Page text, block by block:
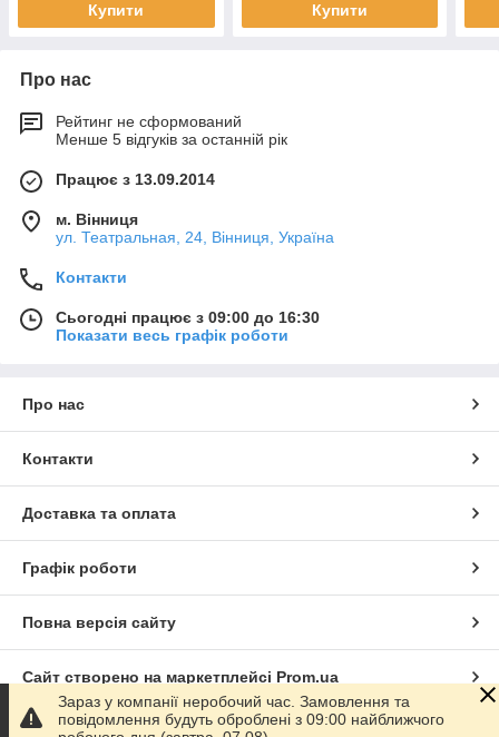
Купити Купити
Про нас
Рейтинг не сформований
Менше 5 відгуків за останній рік
Працює з 13.09.2014
м. Вінниця
ул. Театральная, 24, Вінниця, Україна
Контакти
Сьогодні працює з 09:00 до 16:30
Показати весь графік роботи
Про нас
Контакти
Доставка та оплата
Графік роботи
Повна версія сайту
Сайт створено на маркетплейсі Prom.ua
Політика конфіденційності
Зараз у компанії неробочий час. Замовлення та
повідомлення будуть оброблені з 09:00 найближчого